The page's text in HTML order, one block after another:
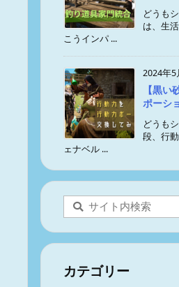
どうも
は、生
こうインパ ...
2024年5
【黒
ポーシ
どうも
段、行
ェナベル ...
カテゴリー